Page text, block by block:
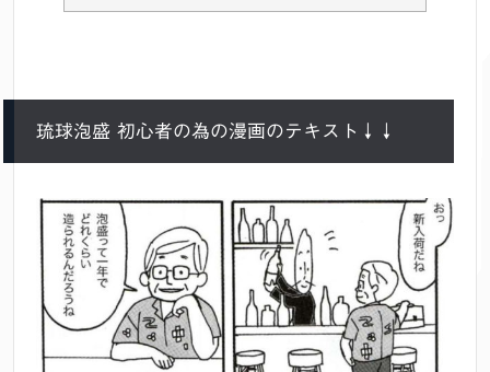
琉球泡盛 初心者の為の漫画のテキスト↓↓